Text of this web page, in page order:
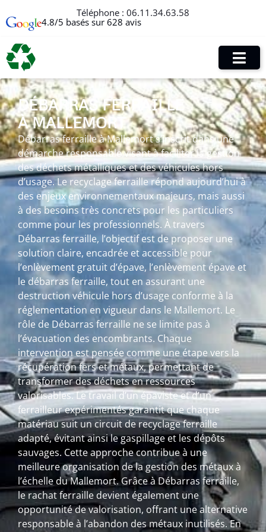
Téléphone : 06.11.34.63.58
4.8/5 basés sur 628 avis
DÉBARRAS FERRAILLE
À MALLEMORT
Débarras ferraille à Mallemort s’inscrit dans une
démarche responsable visant à faciliter la gestion
des déchets métalliques et des véhicules hors
d’usage. Le recyclage ferraille répond aujourd’hui à
des enjeux environnementaux majeurs, mais aussi
à des besoins très concrets pour les particuliers
comme pour les professionnels. À travers
Débarras ferraille, l’objectif est de proposer une
solution claire, encadrée et accessible pour
l’enlèvement gratuit d’épave, l’enlèvement épave et
le débarras ferraille, tout en assurant une
destruction véhicule hors d’usage conforme à la
réglementation en vigueur dans le Mallemort. Le
rôle de Débarras ferraille ne se limite pas à
l’évacuation des encombrants. Chaque
intervention est pensée comme une étape vers la
récupération fers et métaux, permettant de
transformer des déchets en ressources
valorisables. Le travail d’un épaviste et d’un
ferrailleur expérimentés garantit que chaque
matériau suit un circuit de recyclage ferraille
adapté, évitant ainsi le gaspillage et les dépôts
sauvages. Cette approche contribue à une
meilleure organisation de la gestion des métaux à
l’échelle du Mallemort. Grâce à Débarras ferraille,
le rachat ferraille devient également une
opportunité de valorisation, offrant une alternative
responsable à l’abandon des métaux inutilisés. En